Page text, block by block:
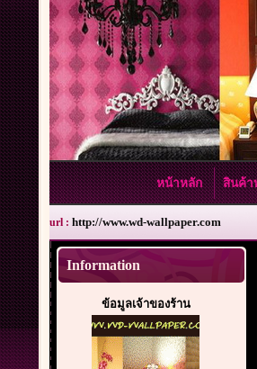
หน้าหลัก สินค้
url : http://www.wd-wallpaper.com
Information
ข้อมูลเจ้าของร้าน